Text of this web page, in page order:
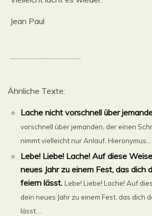
Jean Paul
..............................................
Ähnliche Texte:
Lache nicht vorschnell über
vorschnell über jemanden, der einen
nimmt vielleicht nur Anlauf. Hieronymus...
Lebe! Liebe! Lache! Auf diese
neues Jahr zu einem Fest, das dich
feiern lässt. Lebe! Liebe! Lache! Auf
dein neues Jahr zu einem Fest, das dich
lässt....